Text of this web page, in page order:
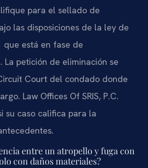
para el sellado de
las disposiciones de la ley de
que está en fase de
La petición de eliminación se
Court del condado donde
Law Offices Of SRIS, P.C.
su caso califica para la
entre un atropello y fuga con
con daños materiales?